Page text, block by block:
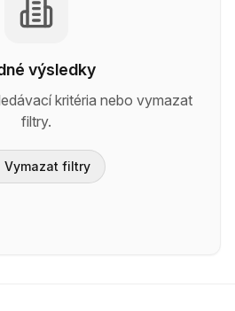
výsledky
kritéria nebo vymazat
filtry.
Vymazat filtry